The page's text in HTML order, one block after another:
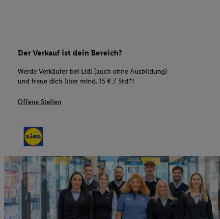
Der Verkauf ist dein Bereich?
Werde Verkäufer bei Lidl (auch ohne Ausbildung)
und freue dich über mind. 15 € / Std.*!
Offene Stellen